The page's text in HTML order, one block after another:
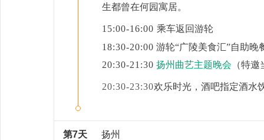
生都曾在何园寓居。
15:00-16:00 乘车返回游轮
18:30-20:00 游轮“广陵美食汇”自助晚
20:30-21:30 扬州曲艺主题晚会 （特
20:30-23:30欢乐时光，酒吧指定酒水
第7天 扬州